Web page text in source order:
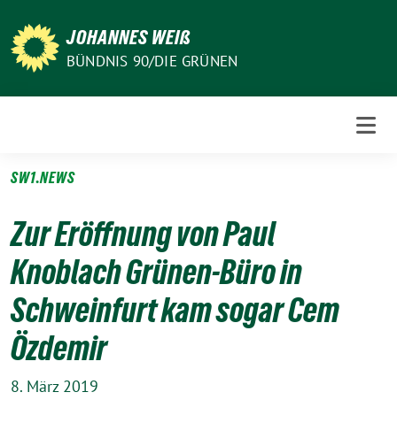
zum
Inhalt
JOHANNES WEIß
BÜNDNIS 90/DIE GRÜNEN
SW1.NEWS
Zur Eröffnung von Paul
Knoblach Grünen-Büro in
Schweinfurt kam sogar Cem
Özdemir
8. März 2019